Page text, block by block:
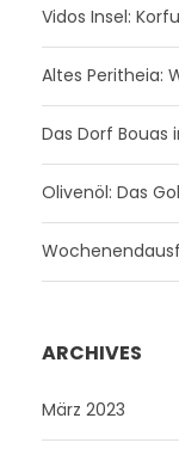
Vidos Insel:
Altes Peritheia:
Das Dorf Bouas
Olivenöl: Das
ARCHIVES
März 2023